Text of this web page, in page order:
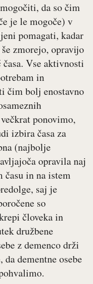
da so čim
je le mogoče) v
pomagati, kadar
zmorejo, opravijo
Vse aktivnosti
in
čim bolj enostavno
ponovimo,
izbira časa za
(najbolje
opravila naj
času in na istem
saj je
so
človeka in
družbene
z demenco drži
dementne osebe